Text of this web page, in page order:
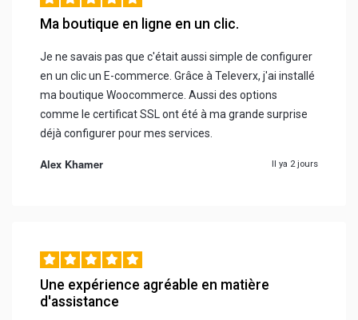
Ma boutique en ligne en un clic.
Je ne savais pas que c'était aussi simple de configurer
en un clic un E-commerce. Grâce à Televerx, j'ai installé
ma boutique Woocommerce. Aussi des options
comme le certificat SSL ont été à ma grande surprise
déjà configurer pour mes services.
Alex Khamer Il ya 2 jours
Une expérience agréable en matière
d'assistance